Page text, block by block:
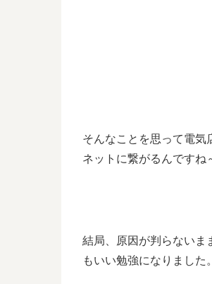
そんなことを思って電気
ネットに繋がるんですね
結局、原因が判らないま
もいい勉強になりました。